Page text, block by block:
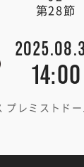
第28節
14:00
プレミストド